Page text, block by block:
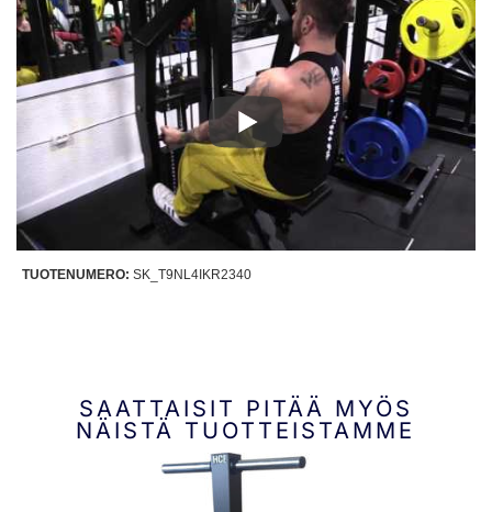
TUOTENUMERO: SK_T9NL4IKR2340
SAATTAISIT PITÄÄ MYÖS
NÄISTÄ TUOTTEISTAMME